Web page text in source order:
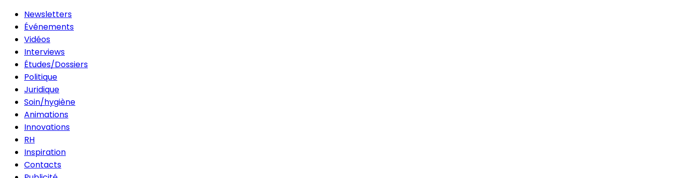
Newsletters
Événements
Vidéos
Interviews
Études/Dossiers
Politique
Juridique
Soin/hygiène
Animations
Innovations
RH
Inspiration
Contacts